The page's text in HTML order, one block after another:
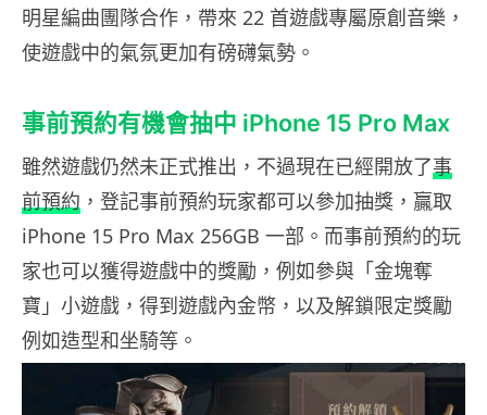
明星編曲團隊合作，帶來 22 首遊戲專屬原創音樂，
使遊戲中的氣氛更加有磅礴氣勢。
事前預約有機會抽中 iPhone 15 Pro Max
雖然遊戲仍然未正式推出，不過現在已經開放了事
前預約 ，登記事前預約玩家都可以參加抽獎，贏取
iPhone 15 Pro Max 256GB 一部。而事前預約的玩
家也可以獲得遊戲中的獎勵，例如參與「金塊奪
寶」小遊戲，得到遊戲內金幣，以及解鎖限定獎勵
例如造型和坐騎等。